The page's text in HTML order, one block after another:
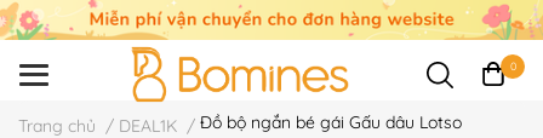
0
Trang chủ / DEAL1K / Đồ bộ ngắn bé gái Gấu dâu Lotso